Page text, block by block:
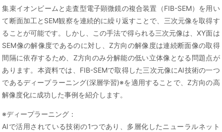
集束イオンビームと走査型電子顕微鏡の複合装置（FIB-SEM）を用い
て断面加工とSEM観察を連続的に繰り返すことで、三次元像を取得す
ることが可能です。しかし、この手法で得られる三次元像は、XY面は
SEM像の解像度であるのに対し、Z方向の解像度は連続断面像の取得
間隔に依存するため、Z方向のみ分解能の低い立体像となる問題点が
あります。本資料では、FIB-SEMで取得した三次元像にAI技術の一つ
であるディープラーニング(深層学習)※を適用することで、Z方向の高
解像度化に成功した事例を紹介します。
※ディープラーニング：
AIで活用されている技術の1つであり、多層化したニューラルネット